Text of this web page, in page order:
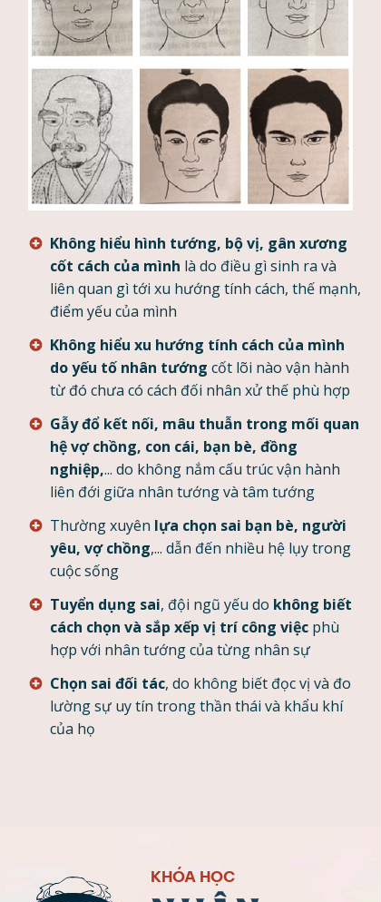
Không hiểu hình tướng, bộ vị, gân xương
cốt cách của mình là do điều gì sinh ra và
liên quan gì tới xu hướng tính cách, thế mạnh,
điểm yếu của mình
Không hiểu xu hướng tính cách của mình
do yếu tố nhân tướng cốt lõi nào vận hành
từ đó chưa có cách đối nhân xử thế phù hợp
Gẫy đổ kết nối, mâu thuẫn trong mối quan
hệ vợ chồng, con cái, bạn bè, đồng
nghiệp,... do không nắm cấu trúc vận hành
liên đới giữa nhân tướng và tâm tướng
Thường xuyên lựa chọn sai bạn bè, người
yêu, vợ chồng,... dẫn đến nhiều hệ lụy trong
cuộc sống
Tuyển dụng sai, đội ngũ yếu do không biết
cách chọn và sắp xếp vị trí công việcphù
hợp với nhân tướng của từng nhân sự
Chọn sai đối tác, do không biết đọc vị và đo
lường sự uy tín trong thần thái và khẩu khí
của họ
KHÓA HỌC